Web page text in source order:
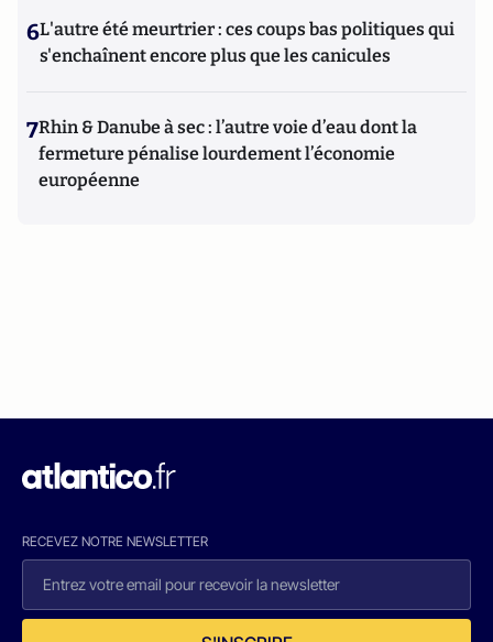
6L'autre été meurtrier : ces coups bas politiques qui
s'enchaînent encore plus que les canicules
7Rhin & Danube à sec : l’autre voie d’eau dont la
fermeture pénalise lourdement l’économie
européenne
RECEVEZ NOTRE NEWSLETTER